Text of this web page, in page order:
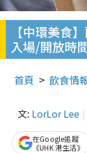
【中環美食
入場/開放時
首頁 飲食情
文: LorLor Lee
在Google追蹤
《UHK 港生活》